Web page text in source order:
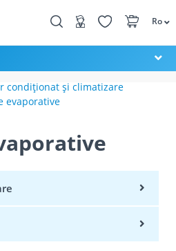
Ro
condiționat și climatizare
evaporative